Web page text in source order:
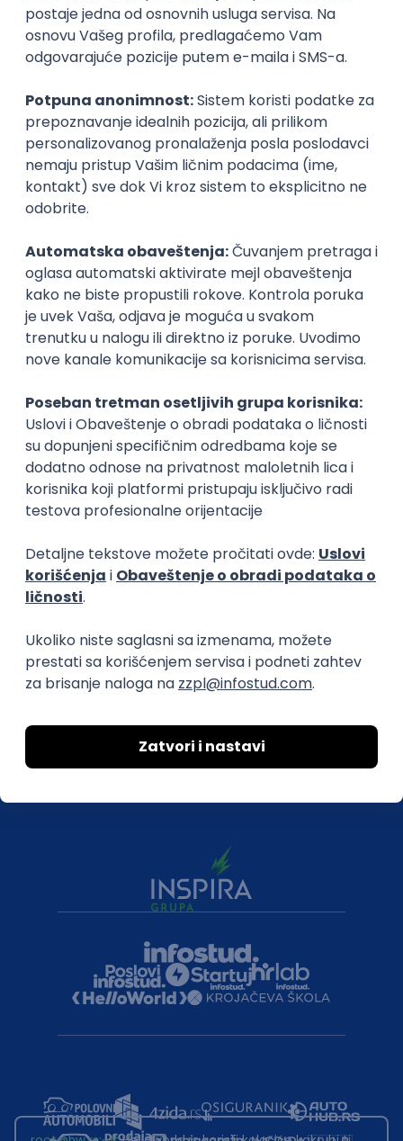
Najnoviji poslovi svakog dana u tvom
inboxu
Prijavi se
Okupljamo IT zajednicu, podižemo
transparentnost domaćeg IT tržišta rada i
efikasno spajamo kandidate i poslodavce.
O nama
Uklonjeni profili poslodavaca
Za medije
Kontakt
Druželjubivi smo!